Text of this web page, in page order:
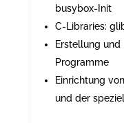
busybox-Init
C-Libraries:
Erstellung
Programme
Einrichtung
und der